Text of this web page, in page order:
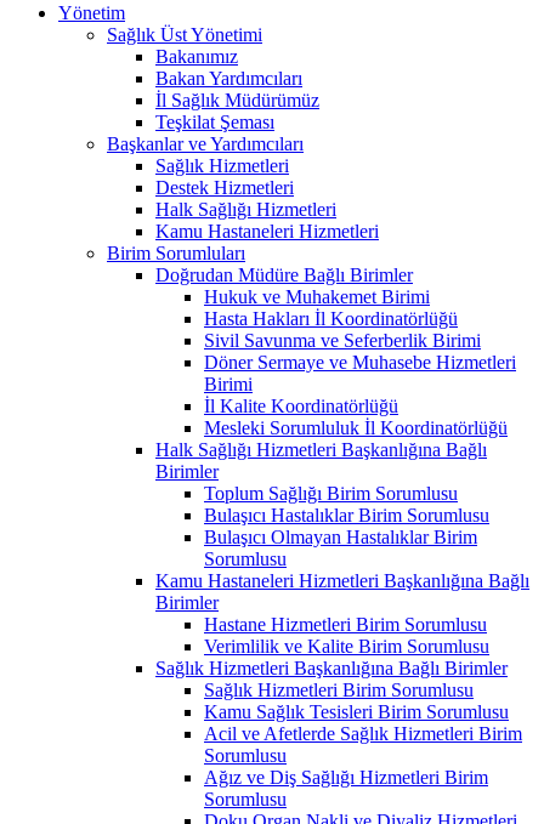
Yönetim
Sağlık Üst Yönetimi
Bakanımız
Bakan Yardımcıları
İl Sağlık Müdürümüz
Teşkilat Şeması
Başkanlar ve Yardımcıları
Sağlık Hizmetleri
Destek Hizmetleri
Halk Sağlığı Hizmetleri
Kamu Hastaneleri Hizmetleri
Birim Sorumluları
Doğrudan Müdüre Bağlı Birimler
Hukuk ve Muhakemet Birimi
Hasta Hakları İl Koordinatörlüğü
Sivil Savunma ve Seferberlik Birimi
Döner Sermaye ve Muhasebe Hizmetleri
Birimi
İl Kalite Koordinatörlüğü
Mesleki Sorumluluk İl Koordinatörlüğü
Halk Sağlığı Hizmetleri Başkanlığına Bağlı
Birimler
Toplum Sağlığı Birim Sorumlusu
Bulaşıcı Hastalıklar Birim Sorumlusu
Bulaşıcı Olmayan Hastalıklar Birim
Sorumlusu
Kamu Hastaneleri Hizmetleri Başkanlığına Bağlı
Birimler
Hastane Hizmetleri Birim Sorumlusu
Verimlilik ve Kalite Birim Sorumlusu
Sağlık Hizmetleri Başkanlığına Bağlı Birimler
Sağlık Hizmetleri Birim Sorumlusu
Kamu Sağlık Tesisleri Birim Sorumlusu
Acil ve Afetlerde Sağlık Hizmetleri Birim
Sorumlusu
Ağız ve Diş Sağlığı Hizmetleri Birim
Sorumlusu